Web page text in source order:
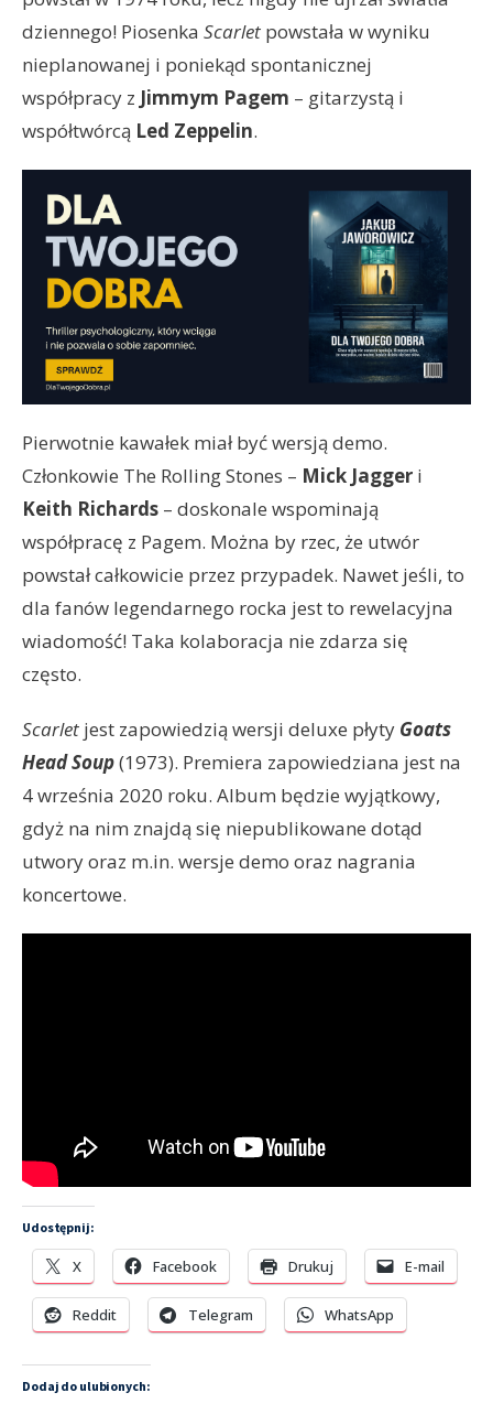
dziennego! Piosenka Scarlet powstała w wyniku
nieplanowanej i poniekąd spontanicznej
współpracy z Jimmym Pagem – gitarzystą i
współtwórcą Led Zeppelin.
Pierwotnie kawałek miał być wersją demo.
Członkowie The Rolling Stones – Mick Jagger i
Keith Richards – doskonale wspominają
współpracę z Pagem. Można by rzec, że utwór
powstał całkowicie przez przypadek. Nawet jeśli, to
dla fanów legendarnego rocka jest to rewelacyjna
wiadomość! Taka kolaboracja nie zdarza się
często.
Scarlet jest zapowiedzią wersji deluxe płyty Goats
Head Soup(1973). Premiera zapowiedziana jest na
4 września 2020 roku. Album będzie wyjątkowy,
gdyż na nim znajdą się niepublikowane dotąd
utwory oraz m.in. wersje demo oraz nagrania
koncertowe.
Udostępnij:
X Facebook Drukuj E-mail
Reddit Telegram WhatsApp
Dodaj do ulubionych: